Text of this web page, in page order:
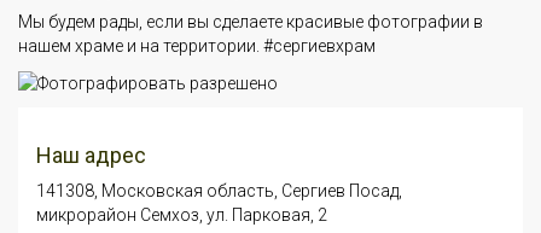
Мы будем рады, если вы сделаете красивые фотографии в
нашем храме и на территории. #сергиевхрам
Наш адрес
141308, Московская область, Сергиев Посад,
микрорайон Семхоз, ул. Парковая, 2